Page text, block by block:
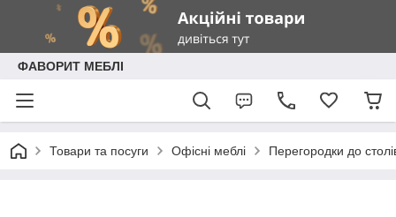
ФАВОРИТ МЕБЛІ
Товари та посуги Офісні меблі Перегородки до